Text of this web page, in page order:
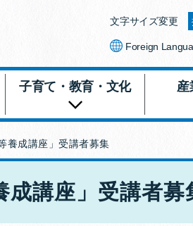
文字サイズ変更
Foreign
子育て・教育・文化 産
養成講座」受講者募集
成講座」受講者募